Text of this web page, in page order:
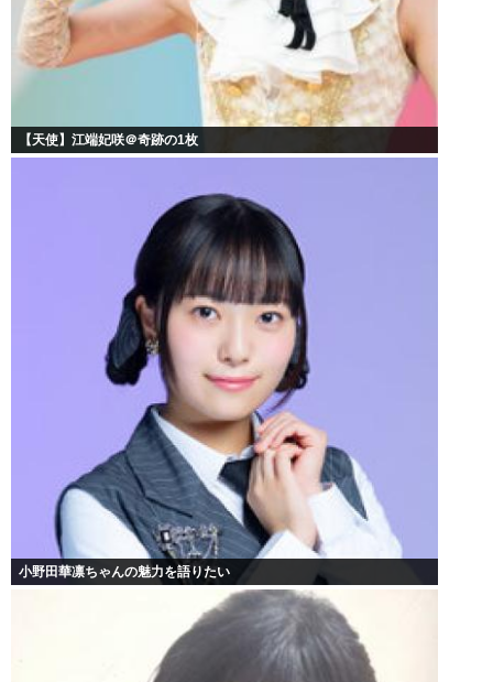
【天使】江端妃咲＠奇跡の1枚
小野田華凛ちゃんの魅力を語りたい